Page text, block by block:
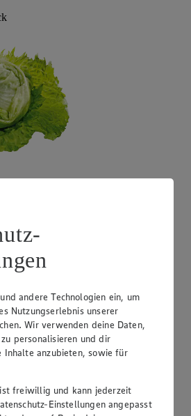
von 1.99€
andere Technologien ein, um
Nutzungserlebnis unserer
Wir verwenden deine Daten,
personalisieren und dir
Inhalte anzubieten, sowie für
freiwillig und kann jederzeit
Einstellungen angepasst